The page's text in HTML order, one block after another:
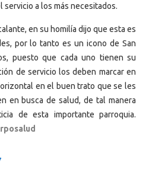
a los más necesitados.
en su homilía dijo que esta es
por lo tanto es un icono de San
puesto que cada uno tienen su
de servicio los deben marcar en
en el buen trato que se les
en busca de salud, de tal manera
de esta importante parroquia.